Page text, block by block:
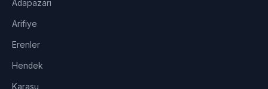
Adapazarı
Arifiye
Erenler
Hendek
Karasu